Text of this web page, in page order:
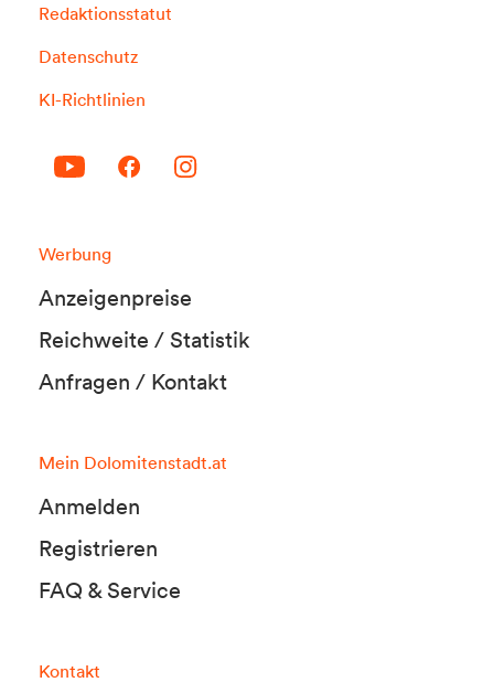
Redaktionsstatut
Datenschutz
KI-Richtlinien
Werbung
Anzeigenpreise
Reichweite / Statistik
Anfragen / Kontakt
Mein Dolomitenstadt.at
Anmelden
Registrieren
FAQ & Service
Kontakt